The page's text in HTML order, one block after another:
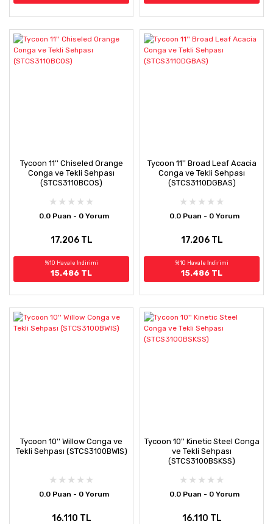
Tycoon 11'' Chiseled Orange
Conga ve Tekli Sehpası
(STCS3110BCOS)
0.0 Puan - 0 Yorum
17.206 TL
%10 Havale İndirimi
15.486 TL
Tycoon 11'' Broad Leaf Acacia
Conga ve Tekli Sehpası
(STCS3110DGBAS)
0.0 Puan - 0 Yorum
17.206 TL
%10 Havale İndirimi
15.486 TL
Tycoon 10'' Willow Conga ve
Tekli Sehpası (STCS3100BWIS)
0.0 Puan - 0 Yorum
16.110 TL
Tycoon 10'' Kinetic Steel Conga
ve Tekli Sehpası
(STCS3100BSKSS)
0.0 Puan - 0 Yorum
16.110 TL